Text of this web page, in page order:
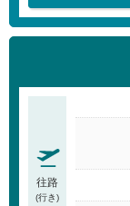
往路
(行き)